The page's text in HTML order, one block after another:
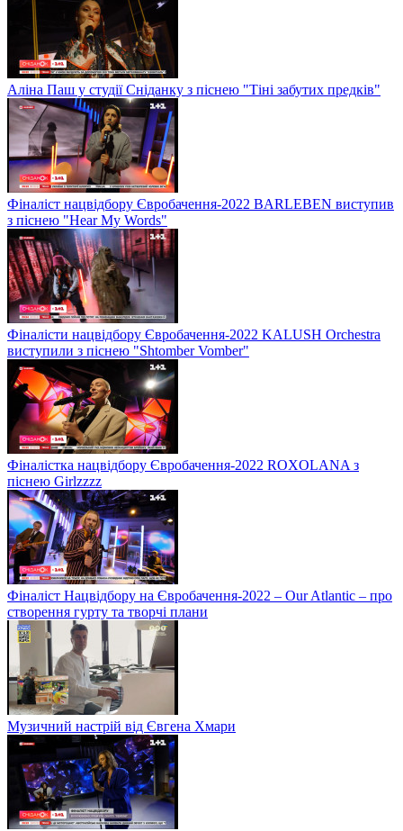
Аліна Паш у студії Сніданку з піснею "Тіні забутих предків"
Фіналіст нацвідбору Євробачення-2022 BARLEBEN виступив
з піснею "Hear My Words"
Фіналісти нацвідбору Євробачення-2022 KALUSH Orchestra
виступили з піснею "Shtomber Vomber"
Фіналістка нацвідбору Євробачення-2022 ROXOLANA з
піснею Girlzzzz
Фіналіст Нацвідбору на Євробачення-2022 – Our Atlantic – про
створення гурту та творчі плани
Музичний настрій від Євгена Хмари